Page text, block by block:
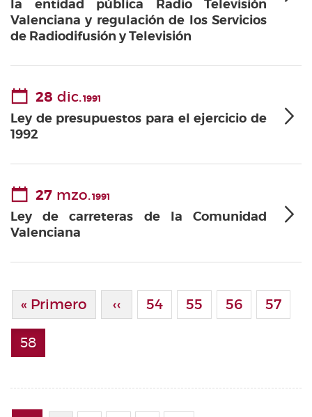
la entidad pública Radio Televisión
Valenciana y regulación de los Servicios
de Radiodifusión y Televisión
28 dic.1991
Ley de presupuestos para el ejercicio de
1992
27 mzo.1991
Ley de carreteras de la Comunidad
Valenciana
Paginación
Primera Página
« Primero Página Anterior
‹‹ Page
54 Page
55 Page
56 Page
57
Página actual
58